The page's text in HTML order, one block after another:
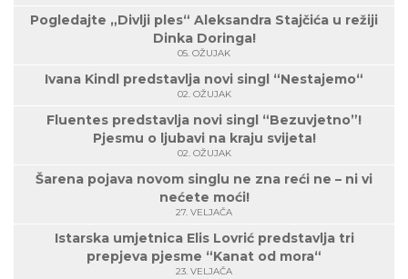
Pogledajte „Divlji ples“ Aleksandra Stajčića u režiji
Dinka Doringa!
05. OŽUJAK
Ivana Kindl predstavlja novi singl “Nestajemo“
02. OŽUJAK
Fluentes predstavlja novi singl “Bezuvjetno”!
Pjesmu o ljubavi na kraju svijeta!
02. OŽUJAK
Šarena pojava novom singlu ne zna reći ne – ni vi
nećete moći!
27. VELJAČA
Istarska umjetnica Elis Lovrić predstavlja tri
prepjeva pjesme “Kanat od mora“
23. VELJAČA